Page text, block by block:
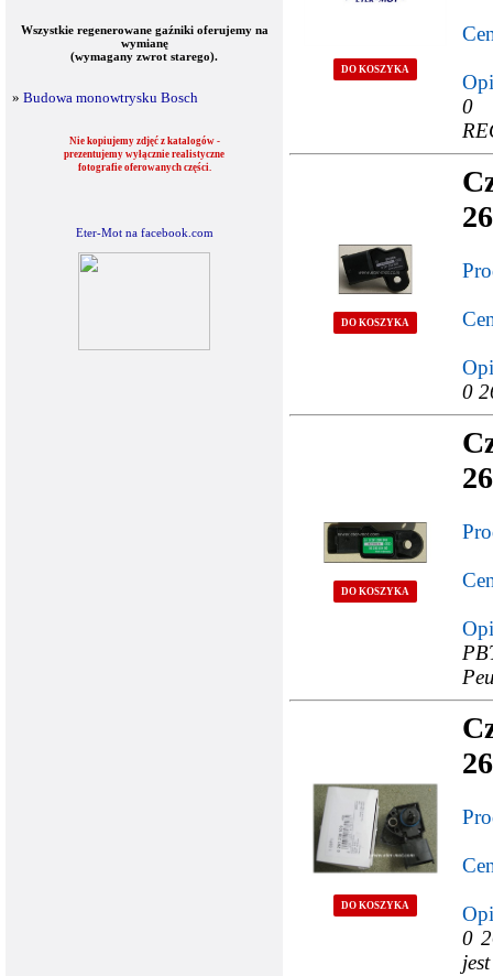
Wszystkie regenerowane gaźniki oferujemy na
wymianę
(wymagany zwrot starego).
» Budowa monowtrysku Bosch
Nie kopiujemy zdjęć z katalogów -
prezentujemy wyłącznie realistyczne
fotografie oferowanych części.
Eter-Mot na facebook.com
DO KOSZYKA
0
DO KOSZYKA
0
DO KOSZYKA
DO KOSZYKA
0